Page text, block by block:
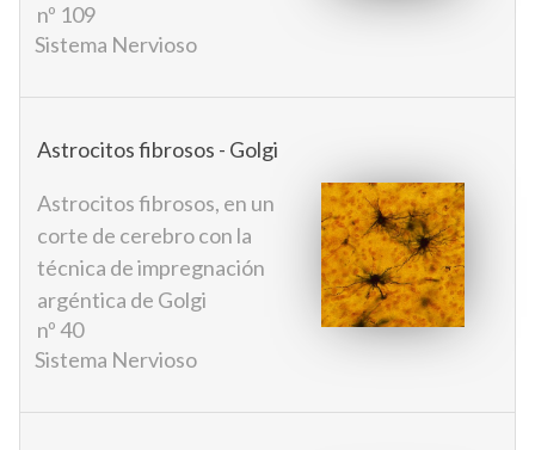
nº 109
Sistema Nervioso
Astrocitos fibrosos - Golgi
Astrocitos fibrosos, en un
corte de cerebro con la
técnica de impregnación
argéntica de Golgi
nº 40
Sistema Nervioso